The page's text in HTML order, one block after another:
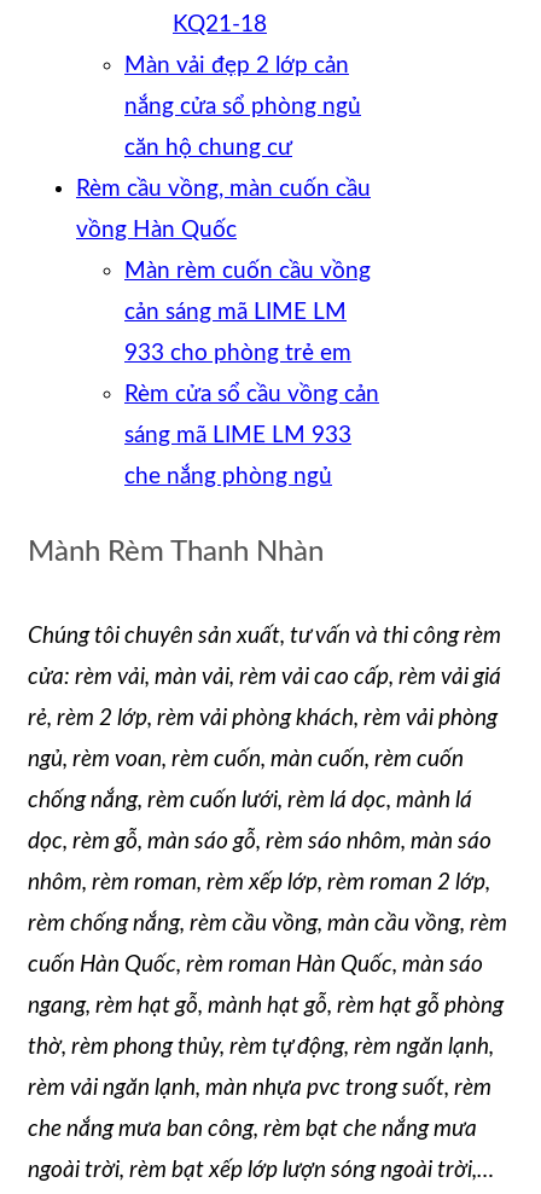
KQ21-18
Màn vải đẹp 2 lớp cản
nắng cửa sổ phòng ngủ
căn hộ chung cư
Rèm cầu vồng, màn cuốn cầu
vồng Hàn Quốc
Màn rèm cuốn cầu vồng
cản sáng mã LIME LM
933 cho phòng trẻ em
Rèm cửa sổ cầu vồng cản
sáng mã LIME LM 933
che nắng phòng ngủ
Mành Rèm Thanh Nhàn
Chúng tôi chuyên sản xuất, tư vấn và thi công rèm
cửa: rèm vải, màn vải, rèm vải cao cấp, rèm vải giá
rẻ, rèm 2 lớp, rèm vải phòng khách, rèm vải phòng
ngủ, rèm voan, rèm cuốn, màn cuốn, rèm cuốn
chống nắng, rèm cuốn lưới, rèm lá dọc, mành lá
dọc, rèm gỗ, màn sáo gỗ, rèm sáo nhôm, màn sáo
nhôm, rèm roman, rèm xếp lớp, rèm roman 2 lớp,
rèm chống nắng, rèm cầu vồng, màn cầu vồng, rèm
cuốn Hàn Quốc, rèm roman Hàn Quốc, màn sáo
ngang, rèm hạt gỗ, mành hạt gỗ, rèm hạt gỗ phòng
thờ, rèm phong thủy, rèm tự động, rèm ngăn lạnh,
rèm vải ngăn lạnh, màn nhựa pvc trong suốt, rèm
che nắng mưa ban công, rèm bạt che nắng mưa
ngoài trời, rèm bạt xếp lớp lượn sóng ngoài trời,…